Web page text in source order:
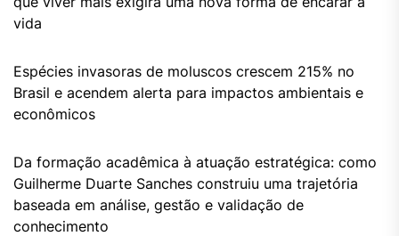
vida
Espécies invasoras de moluscos crescem 215% no
Brasil e acendem alerta para impactos ambientais e
econômicos
Da formação acadêmica à atuação estratégica: como
Guilherme Duarte Sanches construiu uma trajetória
baseada em análise, gestão e validação de
conhecimento